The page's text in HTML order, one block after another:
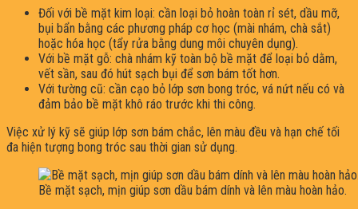
Đối với bề mặt kim loại: cần loại bỏ hoàn toàn rỉ sét, dầu mỡ,
bụi bẩn bằng các phương pháp cơ học (mài nhám, chà sắt)
hoặc hóa học (tẩy rửa bằng dung môi chuyên dụng).
Với bề mặt gỗ: chà nhám kỹ toàn bộ bề mặt để loại bỏ dằm,
vết sần, sau đó hút sạch bụi để sơn bám tốt hơn.
Với tường cũ: cần cạo bỏ lớp sơn bong tróc, vá nứt nếu có và
đảm bảo bề mặt khô ráo trước khi thi công.
Việc xử lý kỹ sẽ giúp lớp sơn bám chắc, lên màu đều và hạn chế tối
đa hiện tượng bong tróc sau thời gian sử dụng.
Bề mặt sạch, mịn giúp sơn dầu bám dính và lên màu hoàn hảo.